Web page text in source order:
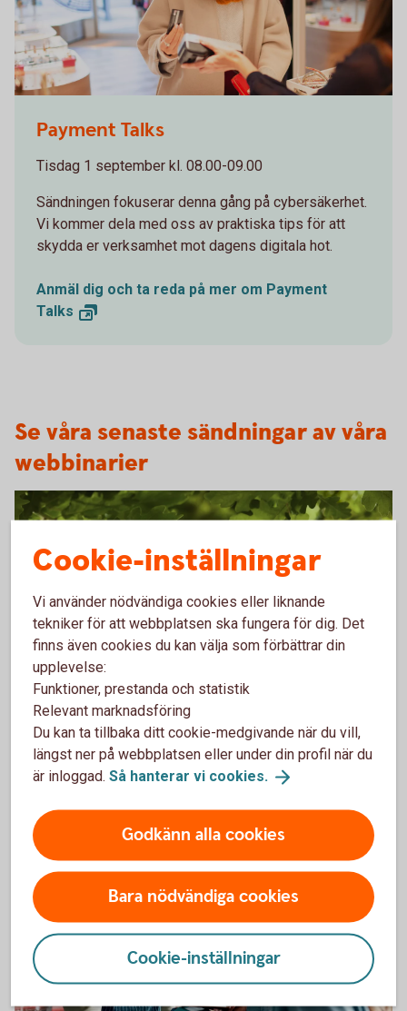
Payment Talks
Tisdag 1 september kl. 08.00-09.00
Sändningen fokuserar denna gång på cybersäkerhet.
Vi kommer dela med oss av praktiska tips för att
skydda er verksamhet mot dagens digitala hot.
Anmäl dig och ta reda på mer om Payment
Talks
Se våra senaste sändningar av våra
webbinarier
Oakleaves 0544
Ekonomiska läget - vecka 25
Sändes 15 juni
Ta del av webbinariet Ekonomiska läget i
Cookie-inställningar
Vi använder nödvändiga cookies eller liknande
tekniker för att webbplatsen ska fungera för dig. Det
finns även cookies du kan välja som förbättrar din
upplevelse:
Funktioner, prestanda och statistik
Relevant marknadsföring
Du kan ta tillbaka ditt cookie-medgivande när du vill,
längst ner på webbplatsen eller under din profil när du
är inloggad. Så hanterar vi cookies.
Godkänn alla cookies
Bara nödvändiga cookies
Cookie-inställningar